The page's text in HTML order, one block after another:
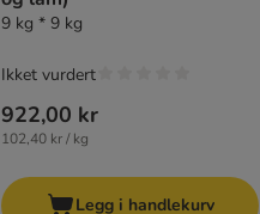
9 kg * 9 kg
922,00 kr
102,40 kr / kg
Ikket vurdert
Legg i handlekurv